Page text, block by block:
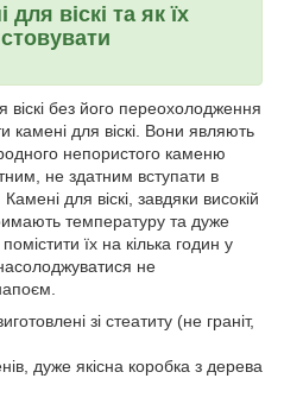
віскі та як їх
без його переохолодження
для віскі. Вони являють
непористого каменю
не здатним вступати в
для віскі, завдяки високій
температуру та дуже
їх на кілька годин у
не
зі стеатиту (не граніт,
дуже якісна коробка з дерева